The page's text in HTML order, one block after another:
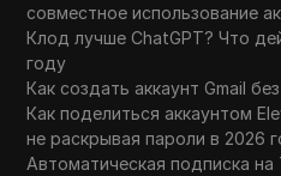
совместное использование
Клод лучше ChatGPT? Что
году
Как создать аккаунт Gmail
Как поделиться аккаунтом
не раскрывая пароли в 2026
Автоматическая подписка